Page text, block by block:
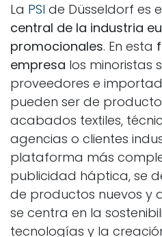
La PSI de Düsseldorf es
central de la industria
promocionales. En esta
empresa los minoristas
proveedores e
pueden ser de
acabados textiles,
agencias o clientes
plataforma más
publicidad háptica, se
de productos nuevos y
se centra en la
tecnologías y la